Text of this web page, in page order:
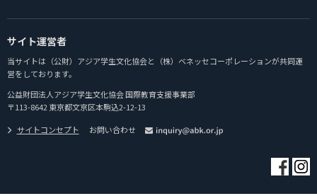
サイト運営者
当サイトは（公財）アジア学生文化協会と（株）ベネッセコーポレーションが共同運
営をしております。
公益財団法人アジア学生文化協会 国際教育支援事業部
〒113-8642 東京都文京区本駒込2-12-13
サイトコンセプト
お問い合わせ